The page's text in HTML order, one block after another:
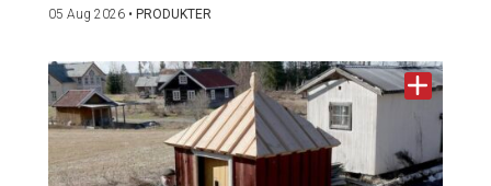
05 Aug 2026 • PRODUKTER